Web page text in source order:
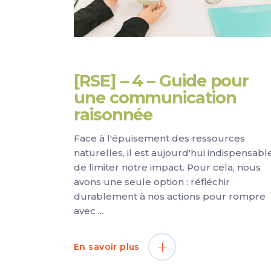
[RSE] – 4 – Guide pour
une communication
raisonnée
Face à l'épuisement des ressources
naturelles, il est aujourd'hui
de limiter notre impact. Pour cela, nous
avons une seule option : réfléchir
durablement à nos actions pour rompre
avec
En savoir plus